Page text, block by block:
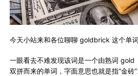
今天小站来和各位聊聊 goldbrick 这个单词
一眼看去不难发现该词是一个由熟词 gold
双拼而来的单词，字面意思也就是指“金砖”